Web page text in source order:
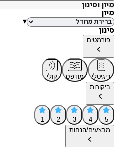
מיון וסינון
מיון
▾
סינון
פורמטים
דיגיטלי מודפס
קולי
ביקורות
5
4
3
2
1
מבצעים/הנחות